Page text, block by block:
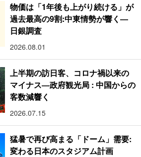
物価は「1年後も上がり続ける」が
過去最高の9割:中東情勢が響く―
日銀調査
2026.08.01
上半期の訪日客、コロナ禍以来の
マイナス―政府観光局 : 中国からの
客数減響く
2026.07.15
猛暑で再び高まる「ドーム」需要:
変わる日本のスタジアム計画